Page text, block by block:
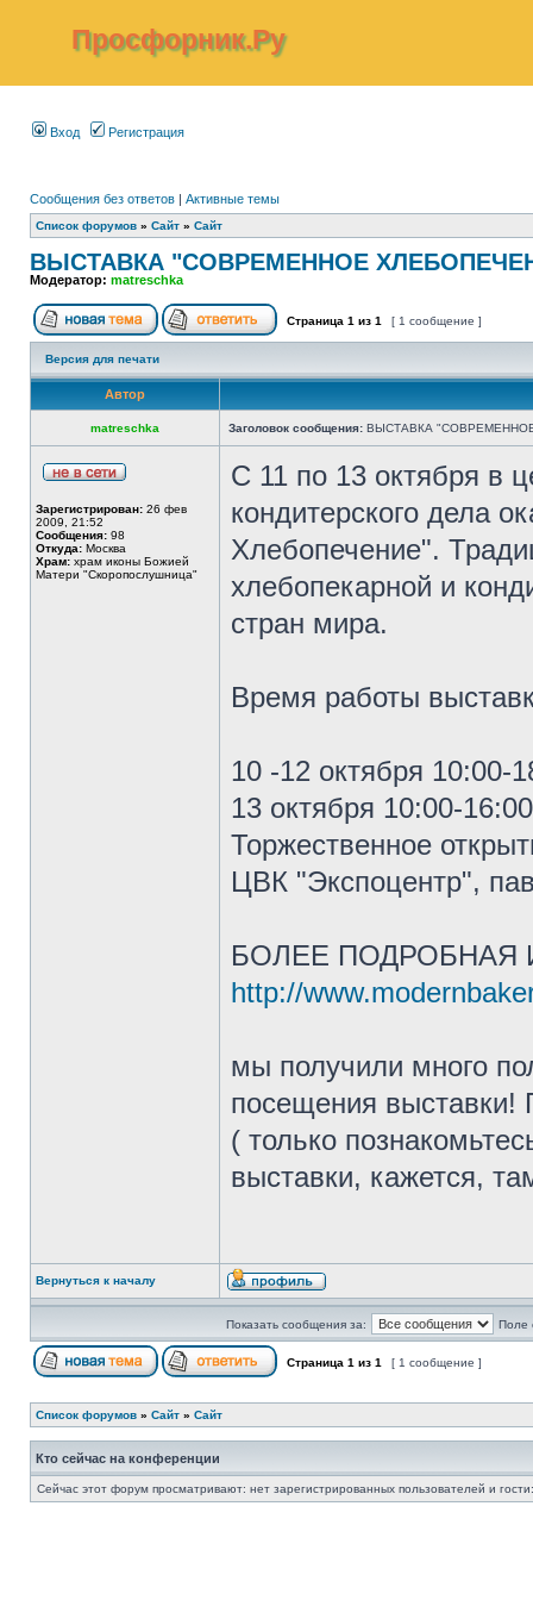
Просфорник.Ру
Вход Регистрация
Сообщения без ответов | Активные темы
Список форумов » Сайт » Сайт
ВЫСТАВКА "СОВРЕМЕННОЕ
Модератор: matreschka
Страница 1 из 1 [ 1 сообщение ]
Версия для печати
Автор
matreschka Заголовок сообщения: ВЫСТАВКА
Зарегистрирован: 26 фев
2009, 21:52
Сообщения: 98
Откуда: Москва
Храм: храм иконы Божией
Матери "Скоропослушница"
С 11 по 13 октября в
кондитерского дела
Хлебопечение".
хлебопекарной и
стран мира.
Время работы
10 -12 октября 10:00-
13 октября 10:00-16:00
Торжественное
ЦВК "Экспоцентр",
БОЛЕЕ ПОДРОБНАЯ
http://
мы получили много
посещения выставки!
( только
выставки, кажется,
Вернуться к началу
Показать сообщения за: Поле
Страница 1 из 1 [ 1 сообщение ]
Список форумов » Сайт » Сайт
Кто сейчас на конференции
Сейчас этот форум просматривают: нет зарегистрированных пользователей и